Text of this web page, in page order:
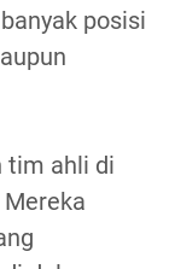
posisi
tim ahli di